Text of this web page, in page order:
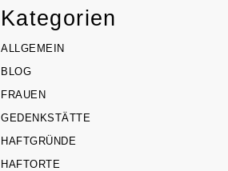
Kategorien
ALLGEMEIN
BLOG
FRAUEN
GEDENKSTÄTTE
HAFTGRÜNDE
HAFTORTE